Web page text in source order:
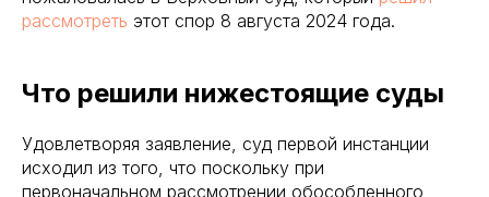
рассмотреть этот спор 8 августа 2024 года.
Что решили нижестоящие суды
Удовлетворяя заявление, суд первой инстанции
исходил из того, что поскольку при
первоначальном рассмотрении обособленного